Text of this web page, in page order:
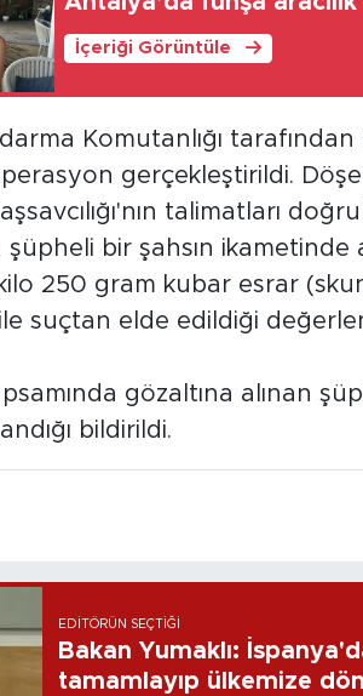
İçeriği Görüntüle
Komutanlığı
gerçekleştirildi.
talimatları
bir şahsın ikametinde
250 gram kubar esrar
suçtan elde edildiği
gözaltına alınan
bildirildi.
EDITÖRÜN SEÇTIĞI
Bakan Yumaklı:
tamamlayıp ülkemize